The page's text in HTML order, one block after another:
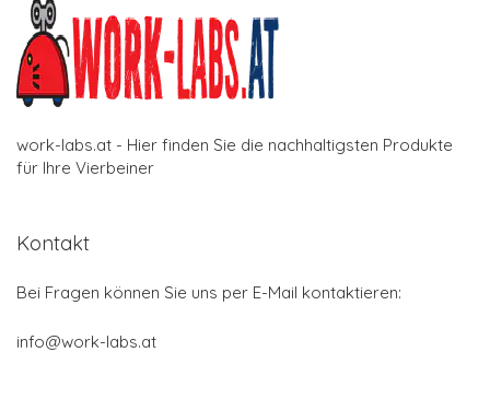
work-labs.at - Hier finden Sie die nachhaltigsten Produkte
für Ihre Vierbeiner
Kontakt
Bei Fragen können Sie uns per E-Mail kontaktieren:
info@work-labs.at